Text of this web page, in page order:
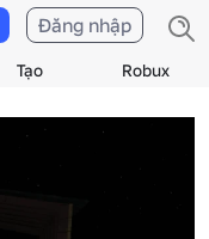
Tạo Robux
Đăng nhập